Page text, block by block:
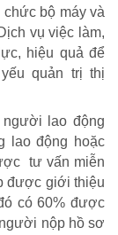
chức bộ máy và
vụ việc làm,
hiệu quả để
quản trị thị
người lao động
lao động hoặc
tư vấn miễn
được giới thiệu
có 60% được
nộp hồ sơ